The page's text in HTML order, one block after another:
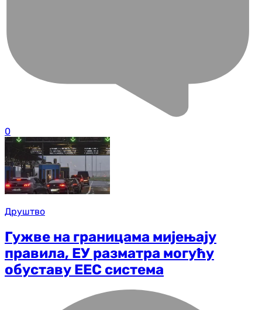
0
Друштво
Гужве на границама мијењају
правила, ЕУ разматра могућу
обуставу ЕЕС система